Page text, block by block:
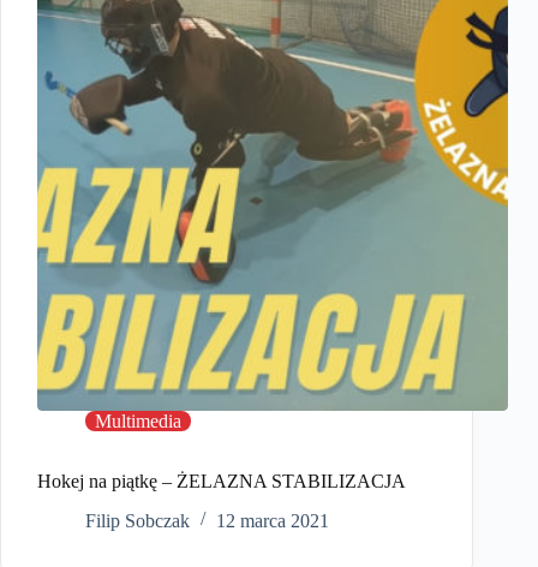
Multimedia
Hokej na piątkę – ŻELAZNA STABILIZACJA
Filip Sobczak
12 marca 2021